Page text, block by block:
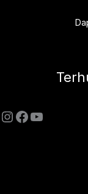
Instagram
Facebook
YouTube